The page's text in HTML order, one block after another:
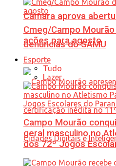
Câmara aprova
denúncias do SAMU
Cmeg/Campo
ações para agosto
Esporte
Tudo
Lazer
Campo Mourão
geral masculino no
dos 72º Jogos